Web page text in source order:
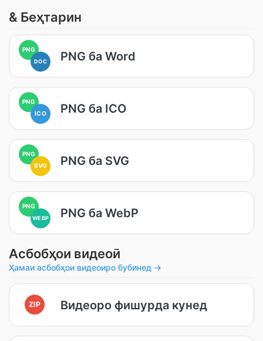
& Беҳтарин
PNG
DOC PNG ба Word
PNG
ICO
PNG ба ICO
PNG
SVG
PNG ба SVG
PNG
WEBP PNG ба WebP
Асбобҳои видеоӣ
Ҳамаи асбобҳои видеоиро бубинед →
ZIP Видеоро фишурда кунед